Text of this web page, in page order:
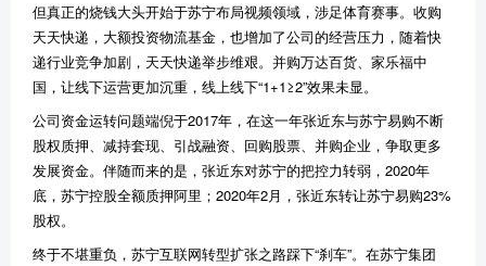
但真正的烧钱大头开始于苏宁布局视频领域，涉足体育赛事。收购
天天快递，大额投资物流基金，也增加了公司的经营压力，随着快
递行业竞争加剧，天天快递举步维艰。并购万达百货、家乐福中
国，让线下运营更加沉重，线上线下“1+1≥2”效果未显。
公司资金运转问题端倪于2017年，在这一年张近东与苏宁易购不断
股权质押、减持套现、引战融资、回购股票、并购企业，争取更多
发展资金。伴随而来的是，张近东对苏宁的把控力转弱， 2020年
底，苏宁控股全额质押阿里； 2020年2月，张近东转让苏宁易购23%
股权。
终于不堪重负，苏宁互联网转型扩张之路踩下“刹车”。在苏宁集团